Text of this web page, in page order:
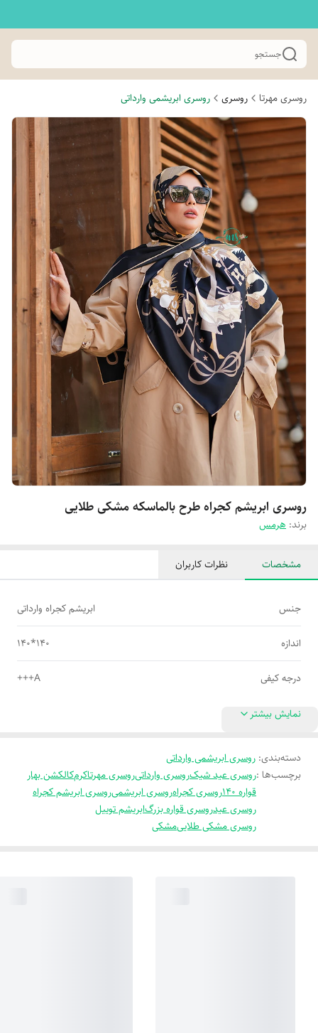
جستجو
روسری مهرتا روسری روسری ابریشمی وارداتی
روسری ابریشم کجراه طرح بالماسکه مشکی طلایی
برند: هرمس
مشخصات نظرات کاربران
جنس ابریشم کجراه وارداتی
اندازه 140*140
درجه کیفی A+++
نمایش بیشتر
دسته‌بندی: روسری ابریشمی وارداتی
برچسب‌ها :روسری عید شیکروسری وارداتیروسری مهرتاکرمکالکشن بهار
قواره 140
روسری کجراهروسری ابریشمیروسری ابریشم کجراه
روسری عیدروسری قواره بزرگابریشم توییل
روسری مشکی طلاییمشکی